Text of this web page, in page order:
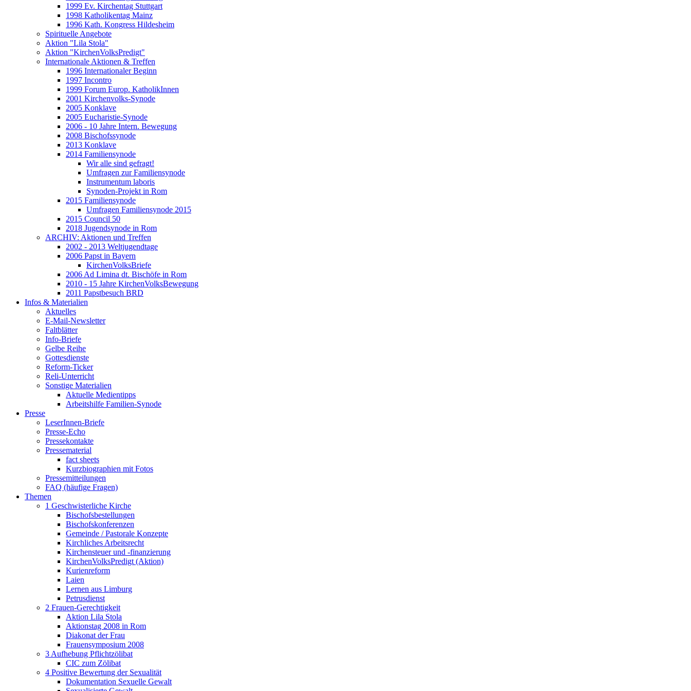
1999 Ev. Kirchentag Stuttgart
1998 Katholikentag Mainz
1996 Kath. Kongress Hildesheim
Spirituelle Angebote
Aktion "Lila Stola"
Aktion "KirchenVolksPredigt"
Internationale Aktionen & Treffen
1996 Internationaler Beginn
1997 Incontro
1999 Forum Europ. KatholikInnen
2001 Kirchenvolks-Synode
2005 Konklave
2005 Eucharistie-Synode
2006 - 10 Jahre Intern. Bewegung
2008 Bischofssynode
2013 Konklave
2014 Familiensynode
Wir alle sind gefragt!
Umfragen zur Familiensynode
Instrumentum laboris
Synoden-Projekt in Rom
2015 Familiensynode
Umfragen Familiensynode 2015
2015 Council 50
2018 Jugendsynode in Rom
ARCHIV: Aktionen und Treffen
2002 - 2013 Weltjugendtage
2006 Papst in Bayern
KirchenVolksBriefe
2006 Ad Limina dt. Bischöfe in Rom
2010 - 15 Jahre KirchenVolksBewegung
2011 Papstbesuch BRD
Infos & Materialien
Aktuelles
E-Mail-Newsletter
Faltblätter
Info-Briefe
Gelbe Reihe
Gottesdienste
Reform-Ticker
Reli-Unterricht
Sonstige Materialien
Aktuelle Medientipps
Arbeitshilfe Familien-Synode
Presse
LeserInnen-Briefe
Presse-Echo
Pressekontakte
Pressematerial
fact sheets
Kurzbiographien mit Fotos
Pressemitteilungen
FAQ (häufige Fragen)
Themen
1 Geschwisterliche Kirche
Bischofsbestellungen
Bischofskonferenzen
Gemeinde / Pastorale Konzepte
Kirchliches Arbeitsrecht
Kirchensteuer und -finanzierung
KirchenVolksPredigt (Aktion)
Kurienreform
Laien
Lernen aus Limburg
Petrusdienst
2 Frauen-Gerechtigkeit
Aktion Lila Stola
Aktionstag 2008 in Rom
Diakonat der Frau
Frauensymposium 2008
3 Aufhebung Pflichtzölibat
CIC zum Zölibat
4 Positive Bewertung der Sexualität
Dokumentation Sexuelle Gewalt